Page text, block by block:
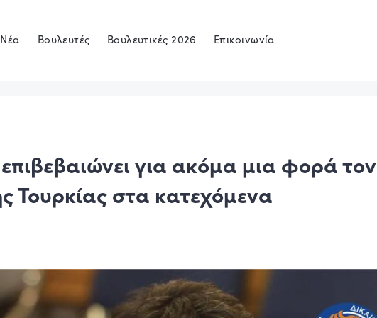
Νέα Βουλευτές Βουλευτικές 2026 Επικοινωνία
για ακόμα μια φορά τον
Τουρκίας στα κατεχόμενα